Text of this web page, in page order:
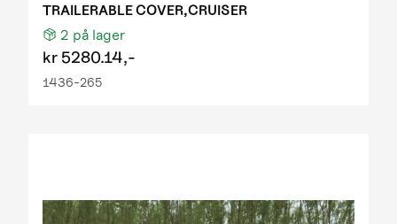
TRAILERABLE COVER,CRUISER
2 på lager
kr 5280.14,-
1436-265